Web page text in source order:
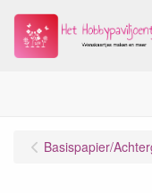
Basispapier/